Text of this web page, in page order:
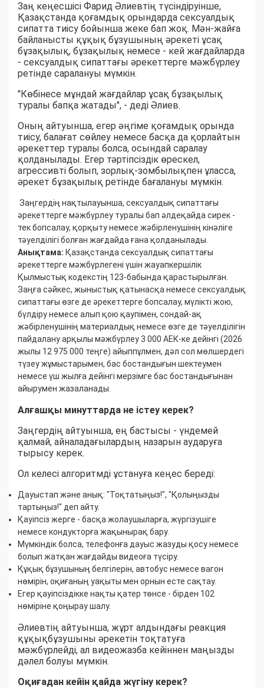
Заң кеңесшісі Фарид Әлиевтің түсіндіруінше,
Қазақстанда қоғамдық орындарда сексуалдық
сипатта тиісу бойынша жеке бап жоқ. Мән-жайға
байланысты құқық бұзушының әрекеті ұсақ
бұзақылық, бұзақылық немесе - кей жағдайларда
- сексуалдық сипаттағы әрекеттерге мәжбүрлеу
ретінде саралануы мүмкін.
"Көбінесе мұндай жағдайлар ұсақ бұзақылық
туралы бапқа жатады", - деді Әлиев.
Оның айтуынша, егер әңгіме қоғамдық орында
тиісу, балағат сөйлеу немесе басқа да қорлайтын
әрекеттер туралы болса, осындай саралау
қолданылады. Егер тәртіпсіздік өрескел,
агрессивті болып, зорлық-зомбылықпен ұласса,
әрекет бұзақылық ретінде бағалануы мүмкін.
Заңгердің нақтылауынша, сексуалдық сипаттағы
әрекеттерге мәжбүрлеу туралы бап әлдеқайда сирек -
тек бопсалау, қорқыту немесе жәбірленушінің кінәліге
тәуелділігі болған жағдайда ғана қолданылады.
Анықтама: Қазақстанда сексуалдық сипаттағы
әрекеттерге мәжбүрлегені үшін жауапкершілік
Қылмыстық кодекстің 123-бабында қарастырылған.
Заңға сәйкес, жыныстық қатынасқа немесе сексуалдық
сипаттағы өзге де әрекеттерге бопсалау, мүлікті жою,
бүлдіру немесе алып қою қаупімен, сондай-ақ
жәбірленушінің материалдық немесе өзге де тәуелділігін
пайдалану арқылы мәжбүрлеу 3 000 АЕК-ке дейінгі (2026
жылы 12 975 000 теңге) айыппұлмен, дәл сол мөлшердегі
түзеу жұмыстарымен, бас бостандығын шектеумен
немесе үш жылға дейінгі мерзімге бас бостандығынан
айырумен жазаланады.
Алғашқы минуттарда не істеу керек?
Заңгердің айтуынша, ең бастысы - үндемей
қалмай, айналадағылардың назарын аударуға
тырысу керек.
Ол келесі алгоритмді ұстануға кеңес береді:
Дауыстап және анық: "Тоқтатыңыз!", "Қолыңызды
тартыңыз!" деп айту.
Қауіпсіз жерге - басқа жолаушыларға, жүргізушіге
немесе кондукторға жақынырақ бару.
Мүмкіндік болса, телефонға дауыс жазуды қосу немесе
болып жатқан жағдайды видеоға түсіру.
Құқық бұзушының белгілерін, автобус немесе вагон
нөмірін, оқиғаның уақыты мен орнын есте сақтау.
Егер қауіпсіздікке нақты қатер төнсе - бірден 102
нөміріне қоңырау шалу.
Әлиевтің айтуынша, жұрт алдындағы реакция
құқықбұзушыны әрекетін тоқтатуға
мәжбүрлейді, ал видеожазба кейіннен маңызды
дәлел болуы мүмкін.
Оқиғадан кейін қайда жүгіну керек?